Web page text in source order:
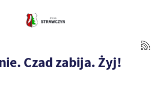
Czad zabija. Żyj!